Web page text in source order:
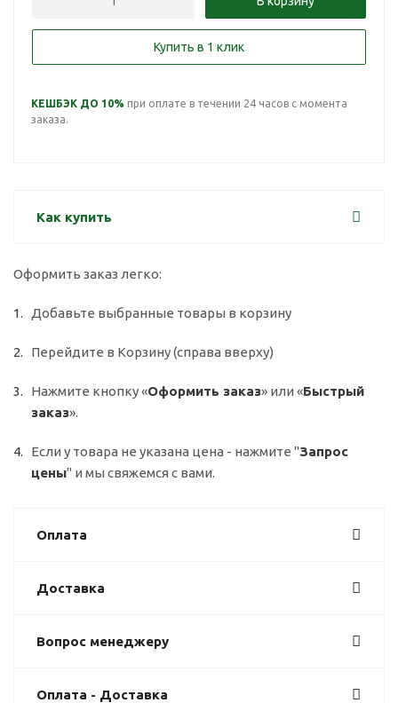
Купить в 1 клик
КЕШБЭК ДО 10% при оплате в течении 24 часов с момента
заказа.
Как купить
Оформить заказ легко:
Добавьте выбранные товары в корзину
Перейдите в Корзину (справа вверху)
Нажмите кнопку «Оформить заказ» или «Быстрый
заказ».
Если у товара не указана цена - нажмите "Запрос
цены" и мы свяжемся с вами.
Оплата
Доставка
Вопрос менеджеру
Оплата - Доставка